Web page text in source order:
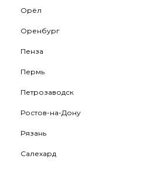
Орёл
Оренбург
Пенза
Пермь
Петрозаводск
Ростов-на-Дону
Рязань
Салехард